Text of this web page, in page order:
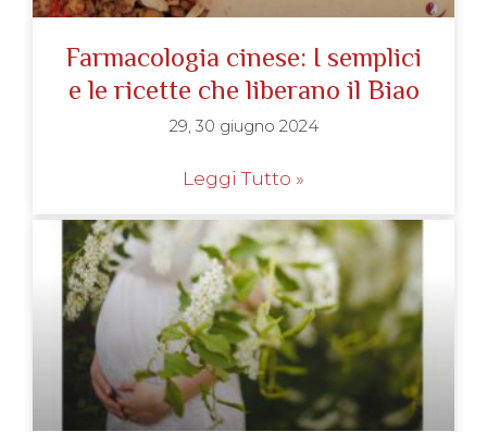
Farmacologia cinese: I semplici
e le ricette che liberano il Biao
29, 30 giugno 2024
Leggi Tutto »